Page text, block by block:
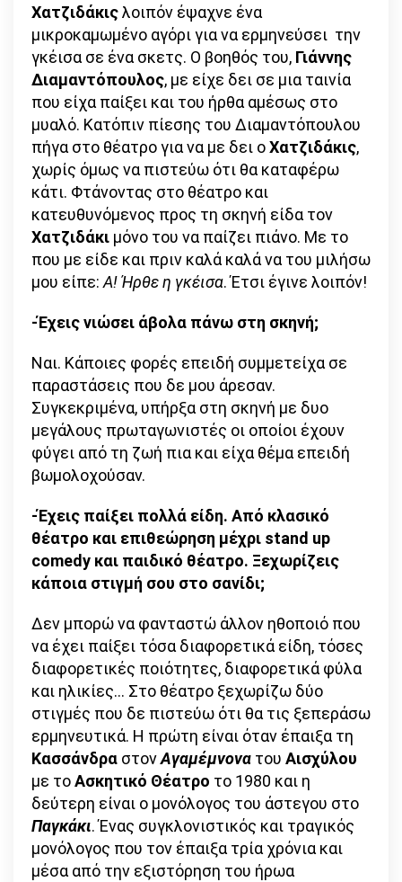
Χατζιδάκιςλοιπόν έψαχνε ένα
μικροκαμωμένο αγόρι για να ερμηνεύσει την
γκέισα σε ένα σκετς. Ο βοηθός του, Γιάννης
Διαμαντόπουλος, με είχε δει σε μια ταινία
που είχα παίξει και του ήρθα αμέσως στο
μυαλό. Κατόπιν πίεσης του Διαμαντόπουλου
πήγα στο θέατρο για να με δει οΧατζιδάκις,
χωρίς όμως να πιστεύω ότι θα καταφέρω
κάτι. Φτάνοντας στο θέατρο και
κατευθυνόμενος προς τη σκηνή είδα τον
Χατζιδάκι μόνο του να παίζει πιάνο. Με το
που με είδε και πριν καλά καλά να του μιλήσω
μου είπε: Α! Ήρθε η γκέισα. Έτσι έγινε λοιπόν!
-Έχεις νιώσει άβολα πάνω στη σκηνή;
Ναι. Κάποιες φορές επειδή συμμετείχα σε
παραστάσεις που δε μου άρεσαν.
Συγκεκριμένα, υπήρξα στη σκηνή με δυο
μεγάλους πρωταγωνιστές οι οποίοι έχουν
φύγει από τη ζωή πια και είχα θέμα επειδή
βωμολοχούσαν.
-Έχεις παίξει πολλά είδη. Από κλασικό
θέατρο και επιθεώρηση μέχρι stand up
comedy και παιδικό θέατρο. Ξεχωρίζεις
κάποια στιγμή σου στο σανίδι;
Δεν μπορώ να φανταστώ άλλον ηθοποιό που
να έχει παίξει τόσα διαφορετικά είδη, τόσες
διαφορετικές ποιότητες, διαφορετικά φύλα
και ηλικίες… Στο θέατρο ξεχωρίζω δύο
στιγμές που δε πιστεύω ότι θα τις ξεπεράσω
ερμηνευτικά. Η πρώτη είναι όταν έπαιξα τη
Κασσάνδρα στονΑγαμέμνονα του Αισχύλου
με τοΑσκητικό Θέατρο το 1980 και η
δεύτερη είναι ο μονόλογος του άστεγου στο
Παγκάκι. Ένας συγκλονιστικός και τραγικός
μονόλογος που τον έπαιξα τρία χρόνια και
μέσα από την εξιστόρηση του ήρωα